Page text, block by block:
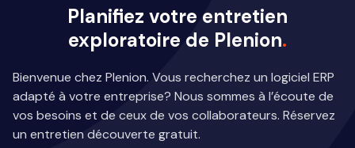
Planifiez votre entretien
exploratoire de Plenion.
Bienvenue chez Plenion. Vous recherchez un logiciel ERP
adapté à votre entreprise? Nous sommes à l’écoute de
vos besoins et de ceux de vos collaborateurs. Réservez
un entretien découverte gratuit.